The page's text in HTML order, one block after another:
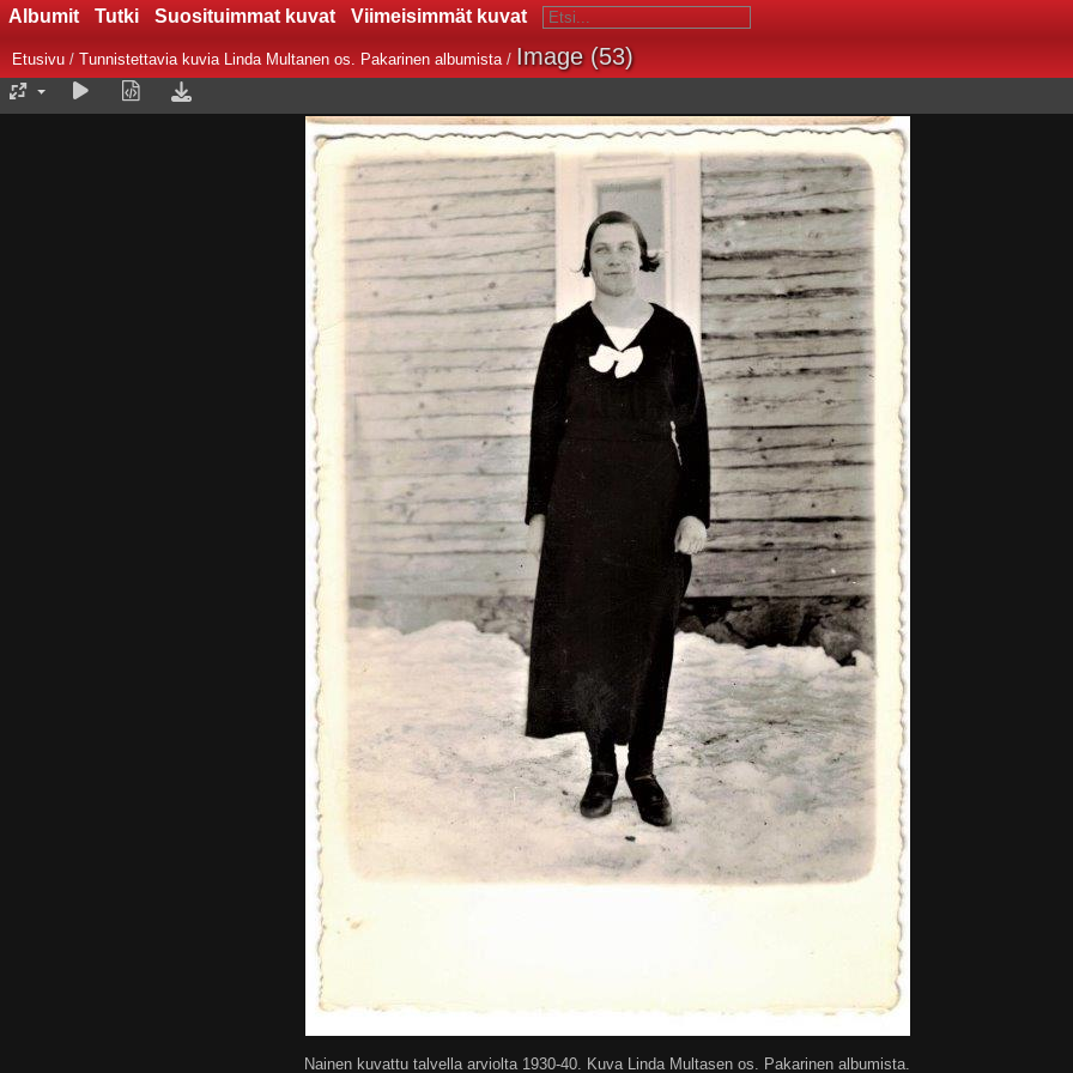
Albumit Tutki Suosituimmat kuvat Viimeisimmät kuvat
Etusivu / Tunnistettavia kuvia Linda Multanen os. Pakarinen albumista/ Image (53)
Nainen kuvattu talvella arviolta 1930-40. Kuva Linda Multasen os. Pakarinen albumista.